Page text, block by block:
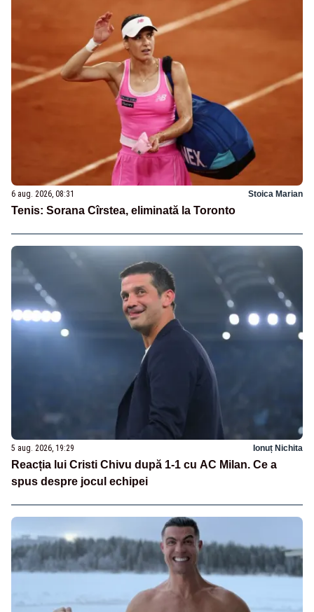
6 aug. 2026, 08:31 Stoica Marian
Tenis: Sorana Cîrstea, eliminată la Toronto
5 aug. 2026, 19:29 Ionuț Nichita
Reacția lui Cristi Chivu după 1-1 cu AC Milan. Ce a
spus despre jocul echipei